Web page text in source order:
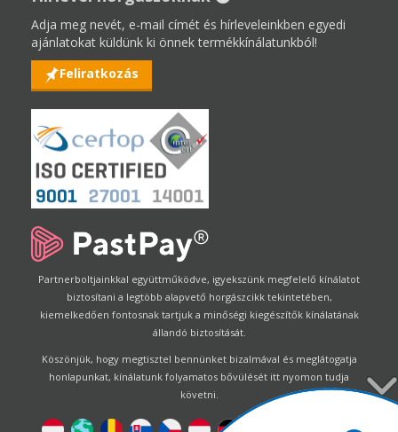
Adja meg nevét, e-mail címét és hírleveleinkben egyedi
ajánlatokat küldünk ki önnek termékkínálatunkból!
Feliratkozás
Partnerboltjainkkal együttműködve, igyekszünk megfelelő kínálatot
biztosítani a legtöbb alapvető horgászcikk tekintetében,
kiemelkedően fontosnak tartjuk a minőségi kiegészítők kínálatának
állandó biztosítását.
Köszönjük, hogy megtisztel bennünket bizalmával és meglátogatja
honlapunkat, kínálatunk folyamatos bővülését itt nyomon tudja
követni.